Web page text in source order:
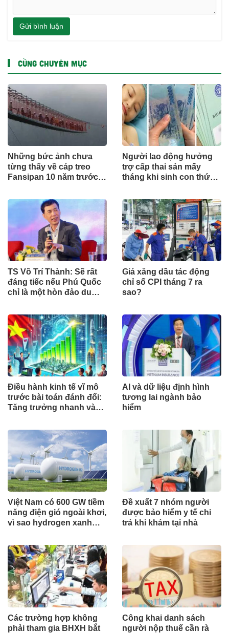
Gửi bình luận
CÙNG CHUYÊN MỤC
Những bức ảnh chưa
từng thấy về cáp treo
Fansipan 10 năm trước:
nhà Đông Dương
Người lao động hưởng
trợ cấp thai sản mấy
tháng khi sinh con thứ
TS Võ Trí Thành: Sẽ rất
đáng tiếc nếu Phú Quốc
chỉ là một hòn đảo du
Giá xăng dầu tác động
chỉ số CPI tháng 7 ra
sao?
Điều hành kinh tế vĩ mô
trước bài toán đánh đổi:
Tăng trưởng nhanh và
AI và dữ liệu định hình
tương lai ngành bảo
hiểm
Việt Nam có 600 GW tiềm
năng điện gió ngoài khơi,
vì sao hydrogen xanh
Đề xuất 7 nhóm người
được bảo hiểm y tế chi
trả khi khám tại nhà
Các trường hợp không
phải tham gia BHXH bắt
Công khai danh sách
người nộp thuế cần rà